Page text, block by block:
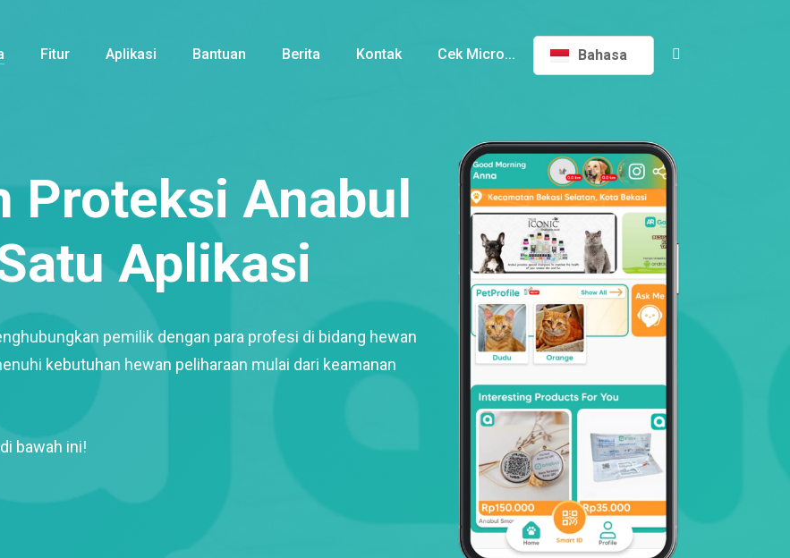
Fitur Aplikasi Bantuan Berita Kontak Cek Micro... Bahasa
Proteksi Anabul
Aplikasi
pemilik dengan para profesi di bidang hewan
kebutuhan hewan peliharaan mulai dari keamanan
bawah ini!